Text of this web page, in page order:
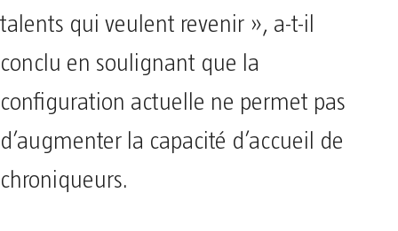
talents qui veulent revenir », a-t-il
conclu en soulignant que la
configuration actuelle ne permet pas
d’augmenter la capacité d’accueil de
chroniqueurs.